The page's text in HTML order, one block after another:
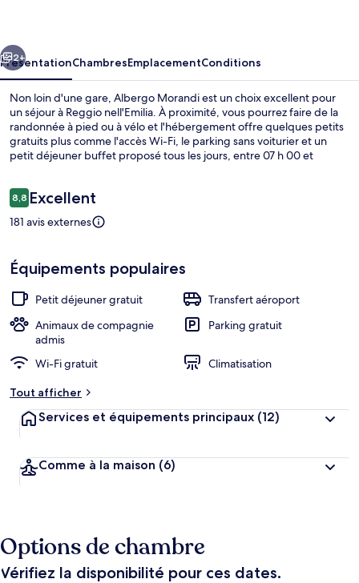
Suivant
2+
PrésentationChambresEmplacementConditions
Non loin d'une gare, Albergo Morandi est un choix excellent pour
un séjour à Reggio nell'Emilia. À proximité, vous pourrez faire de la
randonnée à pied ou à vélo et l'hébergement offre quelques petits
gratuits plus comme l'accès Wi-Fi, le parking sans voiturier et un
petit déjeuner buffet proposé tous les jours, entre 07 h 00 et
Avis
voyageurs
8,88,8 sur 10
Excellent
181 avis externes
Équipements populaires
Petit déjeuner gratuit
Transfert aéroport
Animaux de compagnie
admis
Parking gratuit
Wi-Fi gratuit
Climatisation
Tout afficher
Services et équipements principaux (12)
Comme à la maison (6)
Options de chambre
Vérifiez la disponibilité pour ces dates.